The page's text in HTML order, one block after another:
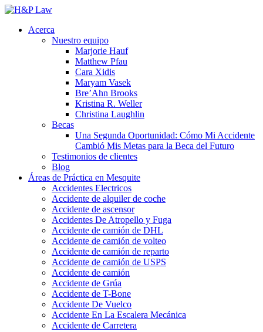
Acerca
Nuestro equipo
Marjorie Hauf
Matthew Pfau
Cara Xidis
Maryam Vasek
Bre’Ahn Brooks
Kristina R. Weller
Christina Laughlin
Becas
Una Segunda Oportunidad: Cómo Mi Accidente
Cambió Mis Metas para la Beca del Futuro
Testimonios de clientes
Blog
Áreas de Práctica en Mesquite
Accidentes Electricos
Accidente de alquiler de coche
Accidente de ascensor
Accidentes De Atropello y Fuga
Accidente de camión de DHL
Accidente de camión de volteo
Accidente de camión de reparto
Accidente de camión de USPS
Accidente de camión
Accidente de Grúa
Accidente de T-Bone
Accidente De Vuelco
Accidente En La Escalera Mecánica
Accidente de Carretera